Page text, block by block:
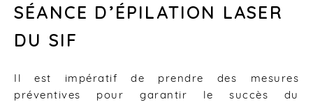
SÉANCE D’ÉPILATION LASER
DU SIF
Il est impératif de prendre des mesures
préventives pour garantir le succès du